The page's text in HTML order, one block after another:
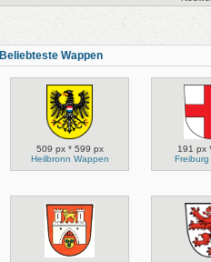
Beliebteste Wappen
509 px * 599 px
Heilbronn Wappen
191 px